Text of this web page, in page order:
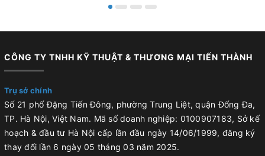
CÔNG TY TNHH KỸ THUẬT & THƯƠNG MẠI TIẾN THÀNH
Trụ sở chính
Số 21 phố Đặng Tiến Đông, phường Trung Liệt, quận Đống Đa,
TP. Hà Nội, Việt Nam. Mã số doanh nghiệp: 0100907183, Sở kế
hoạch & đầu tư Hà Nội cấp lần đầu ngày 14/06/1999, đăng ký
thay đổi lần 6 ngày 05 tháng 03 năm 2025.